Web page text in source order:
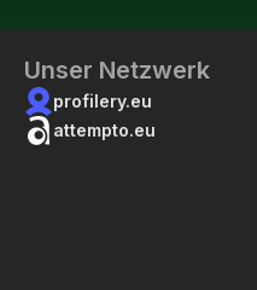
Unser Netzwerk
profilery.eu
attempto.eu